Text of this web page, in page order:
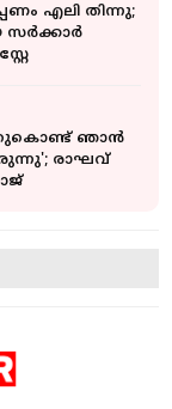
എലി തിന്നു;
സർക്കാർ
ഞാന്‍
രാഘവ്